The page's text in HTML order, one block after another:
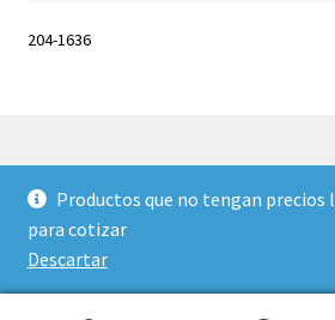
Productos que no tengan precios
para cotizar
Descartar
204-1636
© Suisa Panamá 2026
Privacy Policy